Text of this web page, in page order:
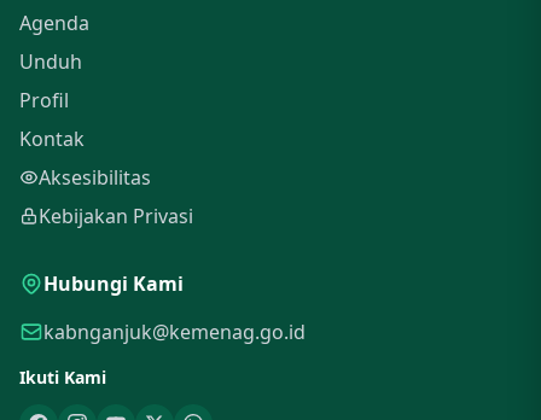
Agenda
Unduh
Profil
Kontak
Aksesibilitas
Kebijakan Privasi
Hubungi Kami
kabnganjuk@kemenag.go.id
Ikuti Kami